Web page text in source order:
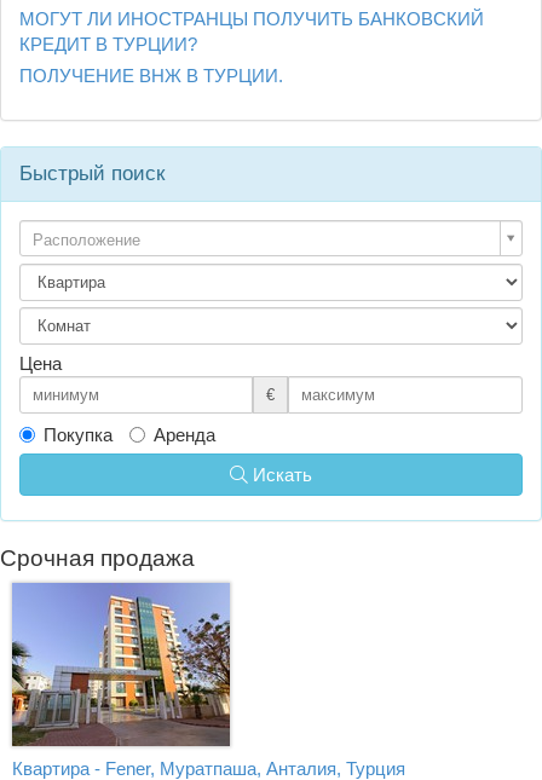
МОГУТ ЛИ ИНОСТРАНЦЫ ПОЛУЧИТЬ БАНКОВСКИЙ
КРЕДИТ В ТУРЦИИ?
ПОЛУЧЕНИЕ ВНЖ В ТУРЦИИ.
Быстрый поиск
Расположение
Цена
€
Покупка
Аренда
Искать
Срочная продажа
Квартира - Fener, Муратпаша, Анталия, Турция